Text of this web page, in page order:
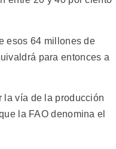
esos 64 millones de
para entonces a
la vía de la producción
la FAO denomina el